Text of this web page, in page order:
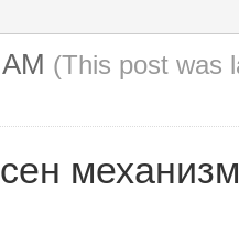
(This post was